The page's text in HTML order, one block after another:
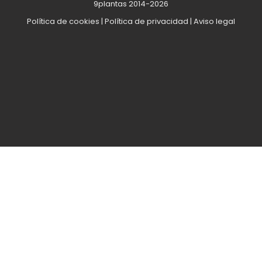
9plantas 2014-2026
Política de cookies | Política de privacidad | Aviso legal